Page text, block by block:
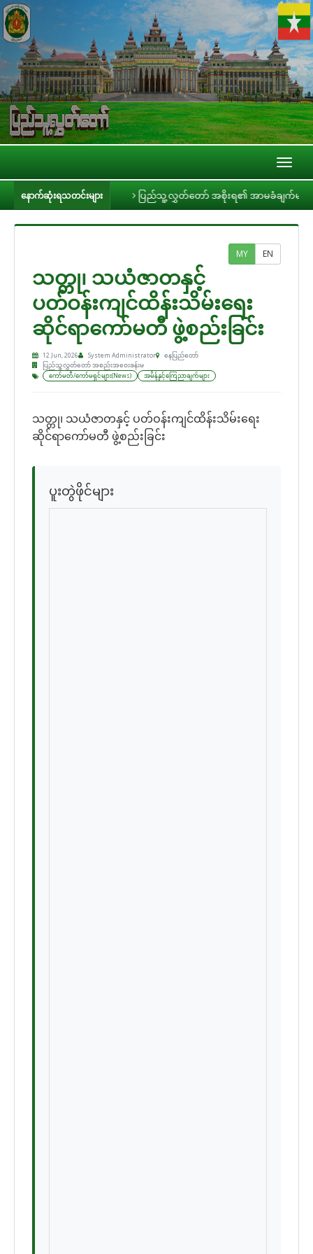
နောက်ဆုံးရသတင်းများ
ျားနှင့် တွေ့ဆုံ ပြည်သူ့လွှတ်တော် အစိုးရ၏ အာမခံချက်များ၊ ကတိများ
MY EN
သတ္တု၊ သယံဇာတနှင့်
ပတ်ဝန်းကျင်ထိန်းသိမ်းရေး
ဆိုင်ရာကော်မတီ ဖွဲ့စည်းခြင်း
12 Jun, 2026 System Administrator
နေပြည်တော်
ပြည်သူ့လွှတ်တော် အစည်းအဝေးခန်းမ
ကော်မတီ/ကော်မရှင်များ(News) အမိန့်နှင့်ကြေညာချက်များ
သတ္တု၊ သယံဇာတနှင့် ပတ်ဝန်းကျင်ထိန်းသိမ်းရေး
ဆိုင်ရာကော်မတီ ဖွဲ့စည်းခြင်း
ပူးတွဲဖိုင်များ